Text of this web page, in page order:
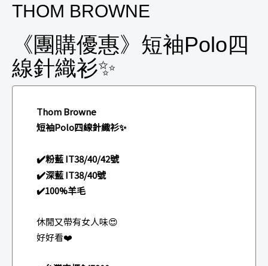
THOM BROWNE
《團購優惠》短袖Polo四
線針織衫✨
Thom Browne
短袖Polo四線針織衫✨
✔️粉藍 IT38/40/42號
✔️深藍 IT38/40號
✔️100%羊毛
休閒又帶有女人味😍
好好看❤️